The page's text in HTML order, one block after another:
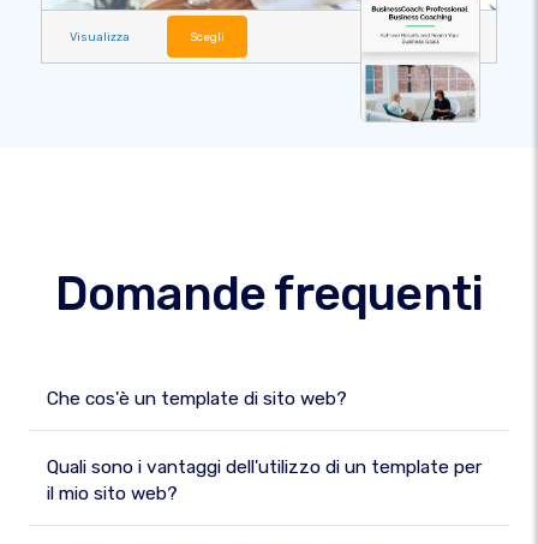
Visualizza Scegli
Domande frequenti
Che cos'è un template di sito web?
Quali sono i vantaggi dell'utilizzo di un template per
il mio sito web?